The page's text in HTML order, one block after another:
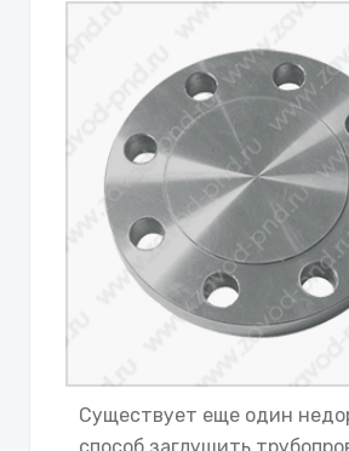
Существует еще один